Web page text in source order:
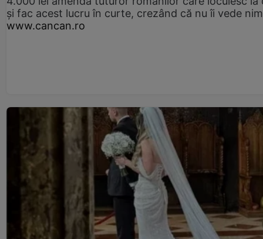
și fac acest lucru în curte, crezând că nu îi vede
www.cancan.ro